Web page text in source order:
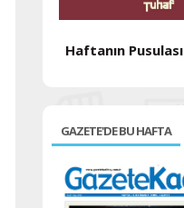
Haftanın Pusulası
GAZETE'DE BU HAFTA